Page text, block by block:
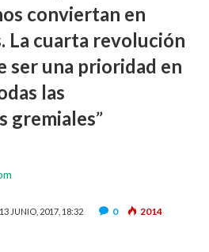
conviertan en
La cuarta revolución
ser una prioridad en
las
gremiales”
13 JUNIO, 2017, 18:32 0 2014